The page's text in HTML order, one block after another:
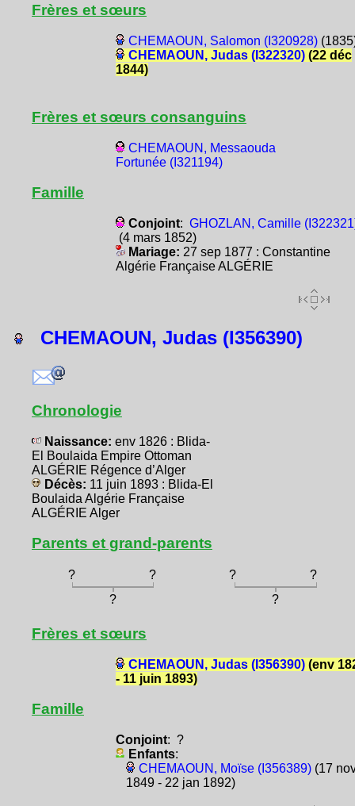
Frères et sœurs
CHEMAOUN, Salomon (I320928)
CHEMAOUN, Judas (I322320)(22 déc
1844)
Frères et sœurs consanguins
CHEMAOUN, Messaouda
Fortunée (I321194)
Famille
Conjoint: GHOZLAN, Camille
(4 mars 1852)
Mariage: 27 sep 1877 : Constantine
Algérie Française ALGÉRIE
CHEMAOUN, Judas (I356390)
Chronologie
Naissance: env 1826 : Blida-
El Boulaida Empire Ottoman
ALGÉRIE Régence d’Alger
Décès: 11 juin 1893 : Blida-El
Boulaida Algérie Française
ALGÉRIE Alger
Parents et grand-parents
? ? ?
?
?
?
Frères et sœurs
CHEMAOUN, Judas (I356390)(env
- 11 juin 1893)
Famille
Conjoint: ?
Enfants:
CHEMAOUN, Moïse (I356389)(17
1849 - 22 jan 1892)